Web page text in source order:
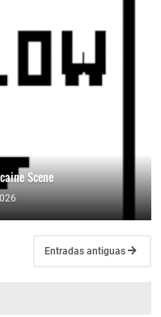
Scene
Entradas antiguas